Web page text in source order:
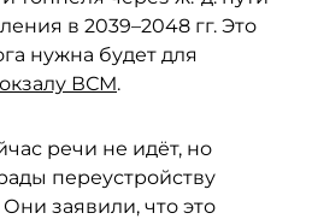
в 2039–2048 гг. Это
нужна будет для
ВСМ.
речи не идёт, но
переустройству
заявили, что это